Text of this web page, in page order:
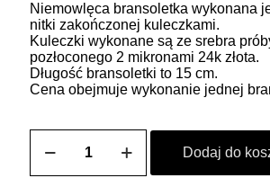
Niemowlęca bransoletka wykonana
nitki zakończonej kuleczkami.
Kuleczki wykonane są ze srebra
pozłoconego 2 mikronami 24k złota.
Długość bransoletki to 15 cm.
Cena obejmuje wykonanie jednej
Bransoletka
Dodaj do